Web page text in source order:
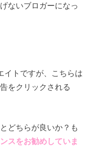
ないブロガーになっ
イトですが、こちらは
をクリックされる
どちらが良いか？も
スをお勧めしていま